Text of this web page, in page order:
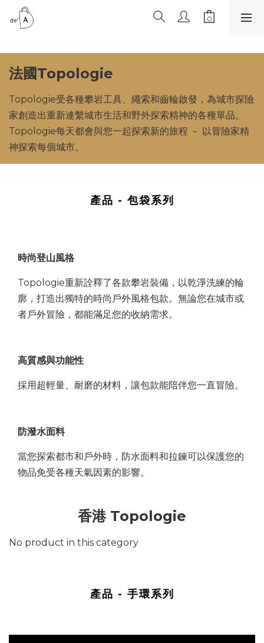
法國Topologie
Topologie受各種攀岩工具、繩索和齒輪啟發，為城市探險
家創造出重新連繫城市生活和野外探索精神的各種單品。
Topologie每天都會與您一起探索新的旅程 － 以冒險家精
神探索每個城市。
產品 - 包袋系列
時尚登山風格
Topologie重新詮釋了各款攀岩裝備，以乾淨洗練的輪
廓，打造出獨特的時尚戶外風格包款。無論您在城市或
者戶外冒險，都能滿足您的收納需求。
高質感與功能性
採用超輕量、耐磨的材料，讓包款能陪伴您一直冒險。
防潑水面料
當您探索都市和戶外時，防水面料和拉鍊可以保護您的
物品免受各種天氣因素的影響。
香港 Topologie
No product in this category
產品 - 手環系列